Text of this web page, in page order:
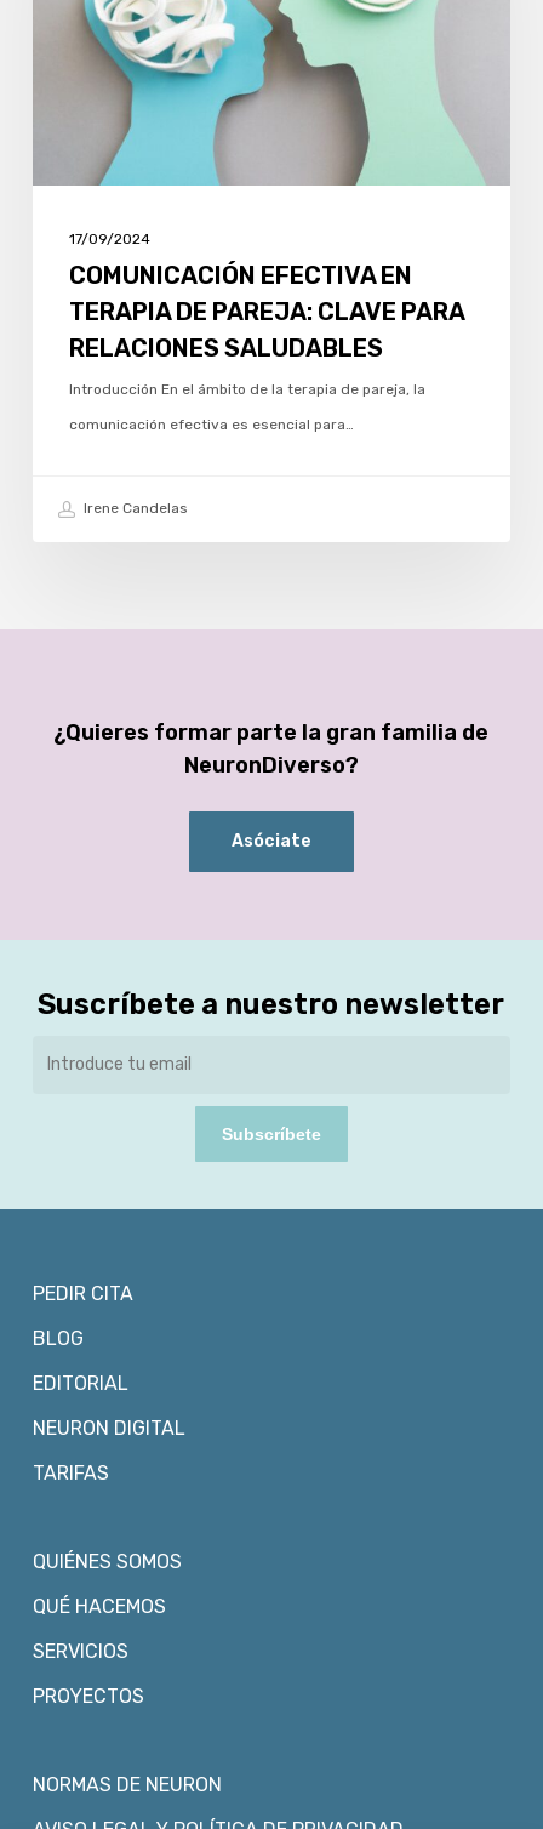
PAREJA:
RELACIONES
17/09/2024
COMUNICACIÓN EFECTIVA EN
TERAPIA DE PAREJA: CLAVE PARA
RELACIONES SALUDABLES
Introducción En el ámbito de la terapia de pareja, la
comunicación efectiva es esencial para…
Irene Candelas
¿Quieres formar parte la gran familia de
NeuronDiverso?
Asóciate
Suscríbete a nuestro newsletter
Subscríbete
PEDIR CITA
BLOG
EDITORIAL
NEURON DIGITAL
TARIFAS
QUIÉNES SOMOS
QUÉ HACEMOS
SERVICIOS
PROYECTOS
NORMAS DE NEURON